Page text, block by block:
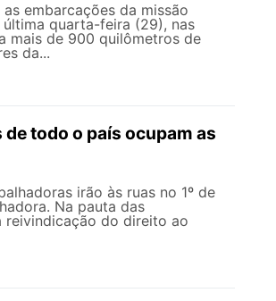
embarcações da missão
última quarta-feira (29), nas
mais de 900 quilômetros de
da...
todo o país ocupam as
irão às ruas no 1º de
Na pauta das
reivindicação do direito ao